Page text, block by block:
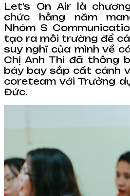
Let’s On Air là
chức hằng năm
Nhóm S
tạo ra môi trường để
suy nghĩ của mình về
Chị Anh Thi đã thông
báy bay sắp cất cánh
coreteam với Trưởng
Đức.